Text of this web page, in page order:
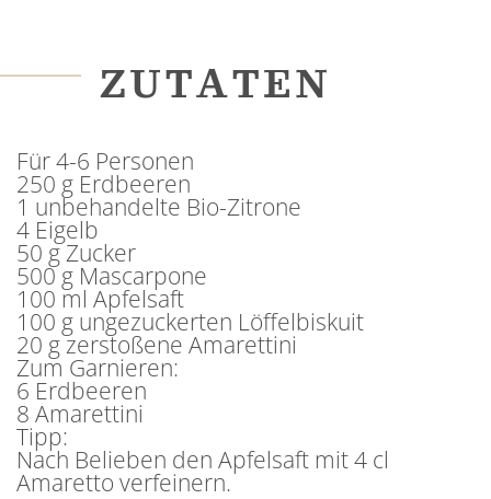
ZUTATEN
Für 4-6 Personen
250 g Erdbeeren
1 unbehandelte Bio-Zitrone
4 Eigelb
50 g Zucker
500 g Mascarpone
100 ml Apfelsaft
100 g ungezuckerten Löffelbiskuit
20 g zerstoßene Amarettini
Zum Garnieren:
6 Erdbeeren
8 Amarettini
Tipp:
Nach Belieben den Apfelsaft mit 4 cl
Amaretto verfeinern.